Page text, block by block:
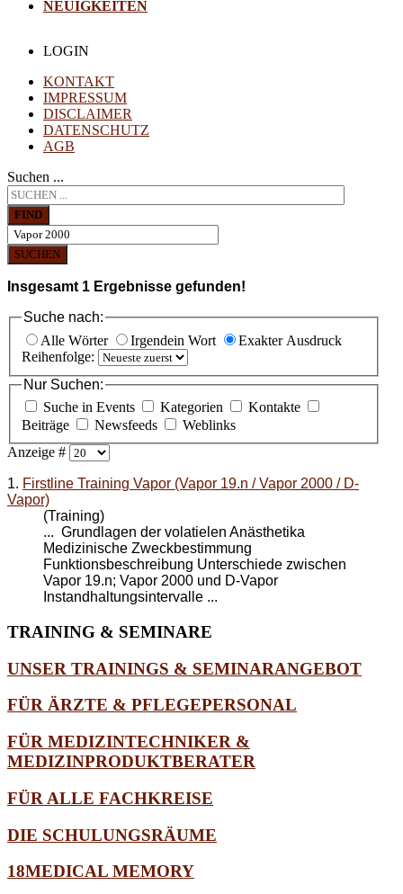
NEUIGKEITEN
LOGIN
KONTAKT
IMPRESSUM
DISCLAIMER
DATENSCHUTZ
AGB
Suchen ...
FIND
SUCHEN
Insgesamt 1 Ergebnisse gefunden!
Suche nach:
Alle Wörter
Irgendein Wort
Exakter Ausdruck
Reihenfolge:
Nur Suchen:
Suche in Events
Kategorien
Kontakte
Beiträge
Newsfeeds
Weblinks
Anzeige #
1. Firstline Training Vapor (Vapor 19.n / Vapor 2000 / D-
Vapor)
(Training)
... Grundlagen der volatielen Anästhetika
Medizinische Zweckbestimmung
Funktionsbeschreibung Unterschiede zwischen
Vapor 19.n; Vapor 2000 und D-Vapor
Instandhaltungsintervalle ...
TRAINING & SEMINARE
UNSER TRAININGS & SEMINARANGEBOT
FÜR ÄRZTE & PFLEGEPERSONAL
FÜR MEDIZINTECHNIKER &
MEDIZINPRODUKTBERATER
FÜR ALLE FACHKREISE
DIE SCHULUNGSRÄUME
18MEDICAL MEMORY